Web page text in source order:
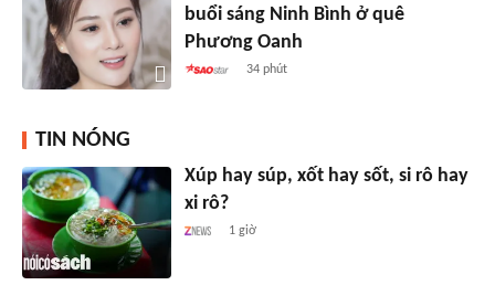
buổi sáng Ninh Bình ở quê
Phương Oanh
34 phút
TIN NÓNG
Xúp hay súp, xốt hay sốt, si rô hay
xi rô?
1 giờ